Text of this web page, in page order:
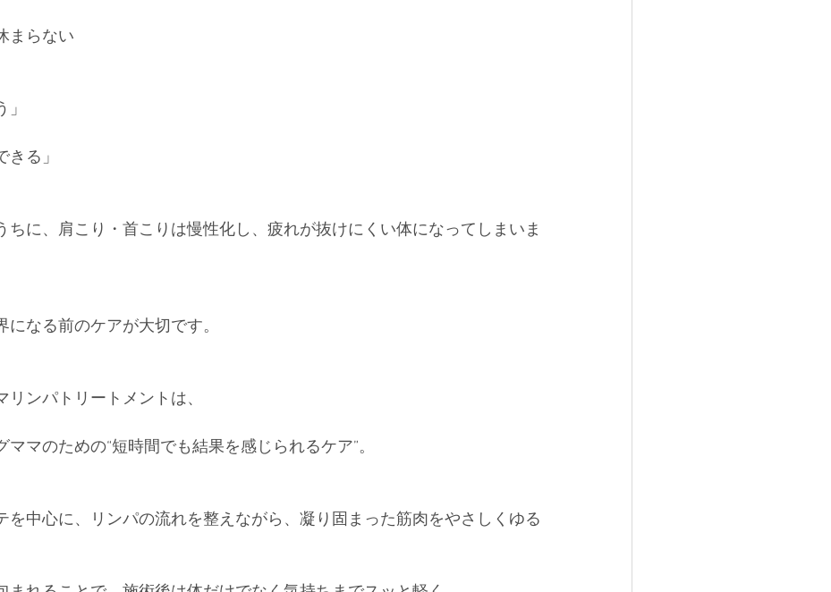
まらない
きる」
ちに、肩こり・首こりは慢性化し、疲れが抜けにくい体になってしまいま
になる前のケアが大切です。
リンパトリートメントは、
マのための“短時間でも結果を感じられるケア”。
を中心に、リンパの流れを整えながら、凝り固まった筋肉をやさしくゆる